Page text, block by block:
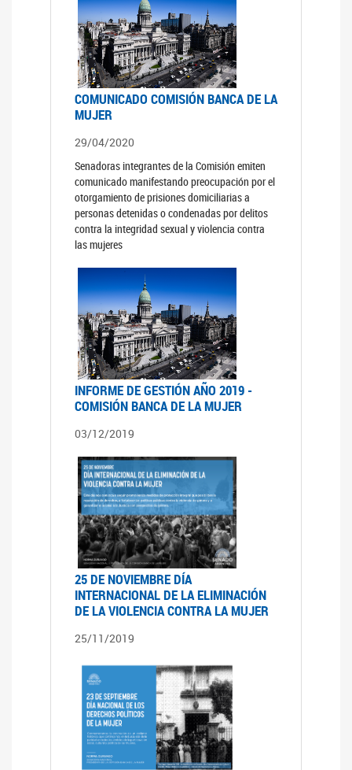
COMUNICADO COMISIÓN BANCA DE LA
MUJER
29/04/2020
Senadoras integrantes de la Comisión emiten
comunicado manifestando preocupación por el
otorgamiento de prisiones domiciliarias a
personas detenidas o condenadas por delitos
contra la integridad sexual y violencia contra
las mujeres
INFORME DE GESTIÓN AÑO 2019 -
COMISIÓN BANCA DE LA MUJER
03/12/2019
25 DE NOVIEMBRE DÍA
INTERNACIONAL DE LA ELIMINACIÓN
DE LA VIOLENCIA CONTRA LA MUJER
25/11/2019